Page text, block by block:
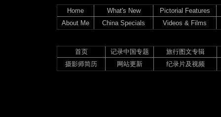
Home What's New
Pictorial Features
About Me
China Specials Videos & Films
首页 记录中国专题
旅行图文专辑
摄影师简历
网站更新 纪录片及视频